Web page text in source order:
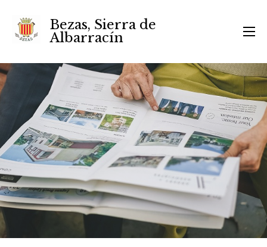
Bezas, Sierra de
Albarracín